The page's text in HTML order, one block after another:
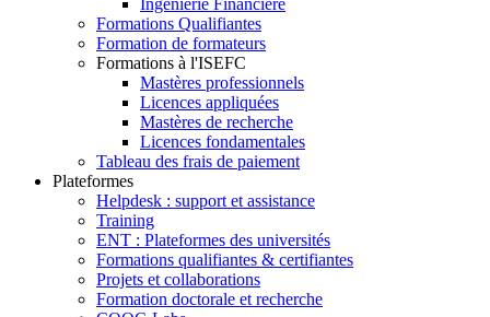
Formations Qualifiantes
Formation de formateurs
Formations à l'ISEFC
Mastères professionnels
Licences appliquées
Mastères de recherche
Licences fondamentales
Tableau des frais de paiement
Plateformes
Helpdesk : support et assistance
Training
ENT : Plateformes des universités
Formations qualifiantes & certifiantes
Projets et collaborations
Formation doctorale et recherche